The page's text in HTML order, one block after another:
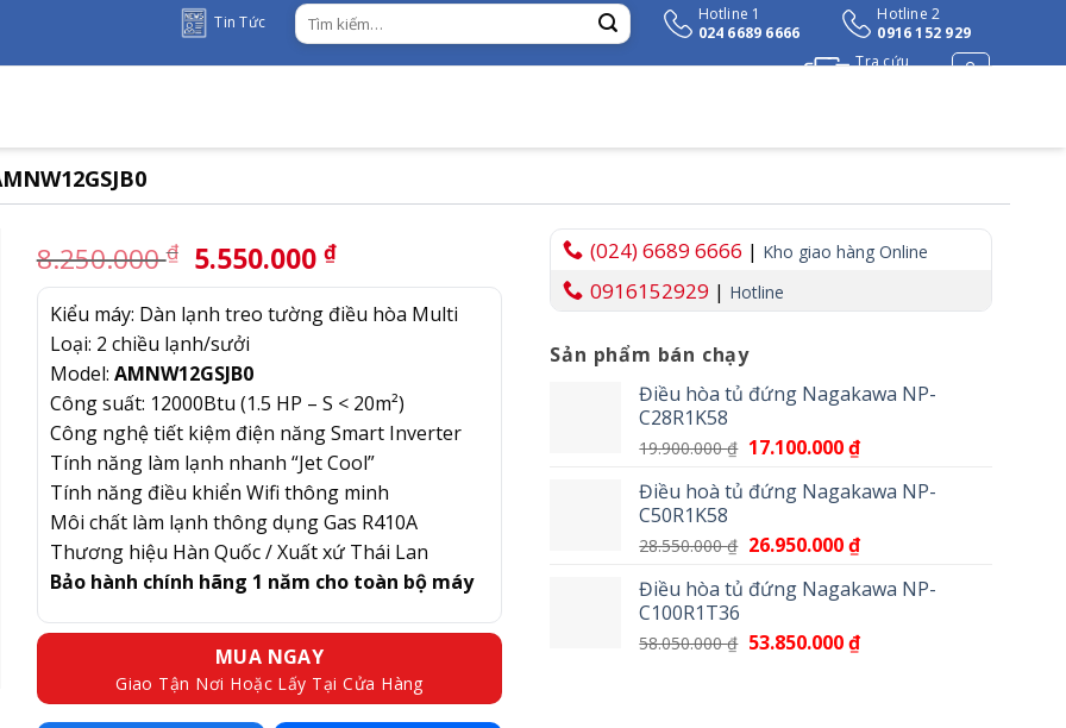
Tin Tức
Tìm
kiếm:
Hotline 1
024 6689 6666
Hotline 2
0916 152 929
Tra cứu
8.250.000₫ Giá
gốc
là:
8.250.000 ₫.
5.550.000₫
hiện
tại
Kiểu máy: Dàn lạnh treo tường điều hòa Multi
Loại: 2 chiều lạnh/sưởi
Model: AMNW12GSJB0
Công suất: 12000Btu (1.5 HP – S < 20m²)
Công nghệ tiết kiệm điện năng Smart Inverter
Tính năng làm lạnh nhanh “Jet Cool”
Tính năng điều khiển Wifi thông minh
Môi chất làm lạnh thông dụng Gas R410A
Thương hiệu Hàn Quốc / Xuất xứ Thái Lan
Bảo hành chính hãng 1 năm cho toàn bộ máy
MUA NGAY
Giao Tận Nơi Hoặc Lấy Tại Cửa Hàng
(024) 6689 6666 | Kho giao hàng Online
0916152929 | Hotline
Sản phẩm bán chạy
Điều hòa tủ đứng Nagakawa NP-
C28R1K58
19.900.000₫ Giá
là:
17.100.000₫Giá
tại
17.100.000 ₫.
Điều hoà tủ đứng Nagakawa NP-
C50R1K58
28.550.000₫ Giá
là:
26.950.000₫Giá
tại
26.950.000 ₫.
Điều hòa tủ đứng Nagakawa NP-
C100R1T36
58.050.000₫ Giá
53.850.000₫Giá